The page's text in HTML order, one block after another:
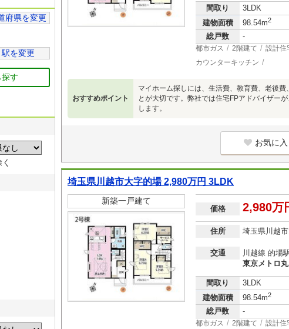
間取り
3LDK
建物面積
98.54m2
総戸数 -
都市ガス 2階建て 設計住
カウンターキッチン
おすすめポイント
マイホーム探しには、生活費、教育費、老後
とが大切です。弊社では住宅FPアドバイザー
します。
お気に
埼玉県川越市大字的場 2,980万円 3LDK
新築一戸建て
価格 2,980万
住所 埼玉県川越
交通
川越線 的場
東京メトロ
間取り
3LDK
建物面積
98.54m2
総戸数 -
都市ガス 2階建て 設計住
府県を変更
駅を変更
す